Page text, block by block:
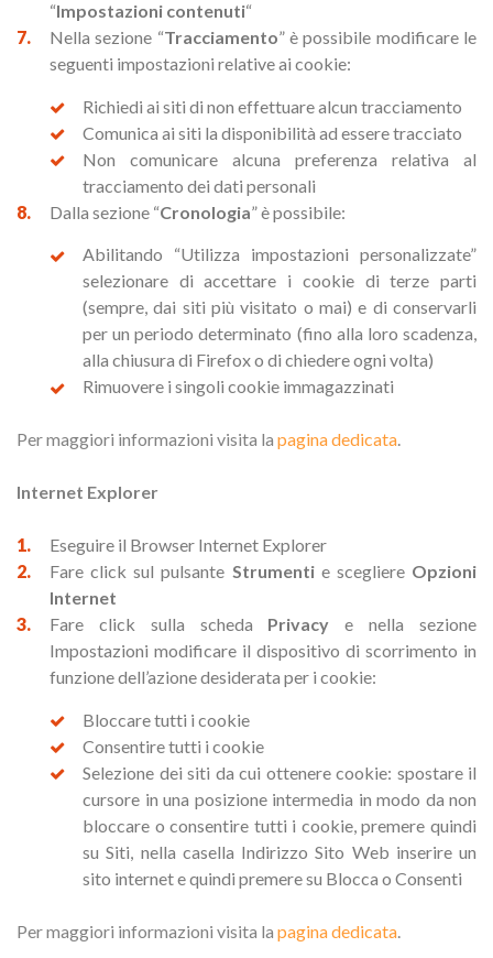
“Impostazioni contenuti“
Nella sezione “Tracciamento” è possibile modificare le
seguenti impostazioni relative ai cookie:
Richiedi ai siti di non effettuare alcun tracciamento
Comunica ai siti la disponibilità ad essere tracciato
Non comunicare alcuna preferenza relativa al
tracciamento dei dati personali
Dalla sezione “Cronologia” è possibile:
Abilitando “Utilizza impostazioni personalizzate”
selezionare di accettare i cookie di terze parti
(sempre, dai siti più visitato o mai) e di conservarli
per un periodo determinato (fino alla loro scadenza,
alla chiusura di Firefox o di chiedere ogni volta)
Rimuovere i singoli cookie immagazzinati
Per maggiori informazioni visita la pagina dedicata.
Internet Explorer
Eseguire il Browser Internet Explorer
Fare click sul pulsante Strumentie scegliere Opzioni
Internet
Fare click sulla scheda Privacy e nella sezione
Impostazioni modificare il dispositivo di scorrimento in
funzione dell’azione desiderata per i cookie:
Bloccare tutti i cookie
Consentire tutti i cookie
Selezione dei siti da cui ottenere cookie: spostare il
cursore in una posizione intermedia in modo da non
bloccare o consentire tutti i cookie, premere quindi
su Siti, nella casella Indirizzo Sito Web inserire un
sito internet e quindi premere su Blocca o Consenti
Per maggiori informazioni visita la pagina dedicata